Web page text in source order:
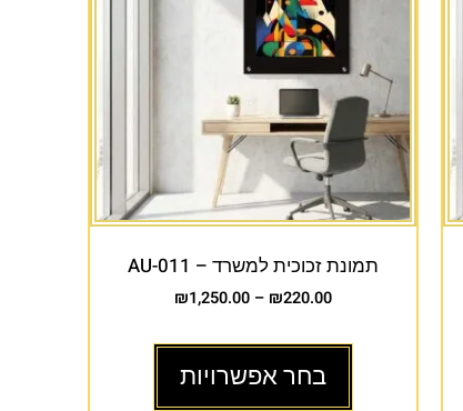
תמונת זכוכית למשרד – AU-011
₪220.00
–
₪1,250.00
בחר אפשרויות